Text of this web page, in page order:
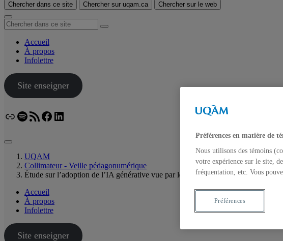
Chercher dans ce site Chercher sur uqam.ca Chercher sur le web
Accueil
À propos
Infolettre
Site enseigner
LienSpotify
Flux RSSFacebook
LinkedIn
UQAM
Collimateur - Veille pédagonumérique
Étude sur l’adoption de l’IA générative vue par les ados et leurs parents
Accueil
À propos
Infolettre
Site enseigner
Préférences en matière de
Nous utilisons des témoins
votre expérience sur le site,
fréquentation, etc. Vous
Préférences